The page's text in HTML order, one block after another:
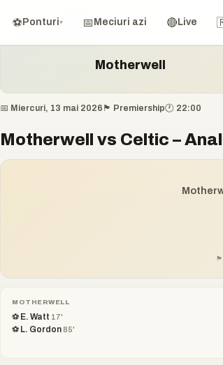
⚽ Ponturi▾ 📅 Meciuri azi 🔴 Live
Acasă›Ponturi›Motherwell vs Celtic
Motherwell
📅 Miercuri, 13 mai 2026 🏴󠁧󠁢󠁳󠁣󠁴󠁿 Premiership🕐 22:00
Motherwell vs Celtic –
MOTHERWELL
⚽ E. Watt 17'
⚽ L. Gordon85'